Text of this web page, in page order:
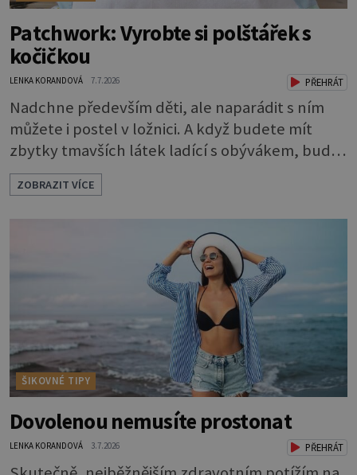
Patchwork: Vyrobte si polštářek s
kočičkou
LENKA KORANDOVÁ 7.7.2026 PŘEHRÁT
Nadchne především děti, ale naparádit s ním
můžete i postel v ložnici. A když budete mít
zbytky tmavších látek ladící s obývákem, bude
se hodit i tam. Budete potřebovat: - zbytky
barevně sladěných bavlněných látek - 0,5 m
látky na vnitřní polštářek - duté vlákno na výplň
- 2 knoflíky - 0,5 m jednostranně nalepovacího
vlizelínu - pravítko a řezák nebo nůžky Přední
strana s aplikací 1. V
ZOBRAZIT VÍCE
ŠIKOVNÉ TIPY
Dovolenou nemusíte prostonat
LENKA KORANDOVÁ 3.7.2026 PŘEHRÁT